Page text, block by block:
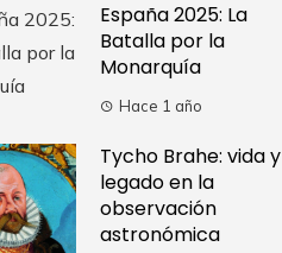
España 2025: La
Batalla por la
Monarquía
Hace 1 año
Tycho Brahe: vida y
legado en la
observación
astronómica